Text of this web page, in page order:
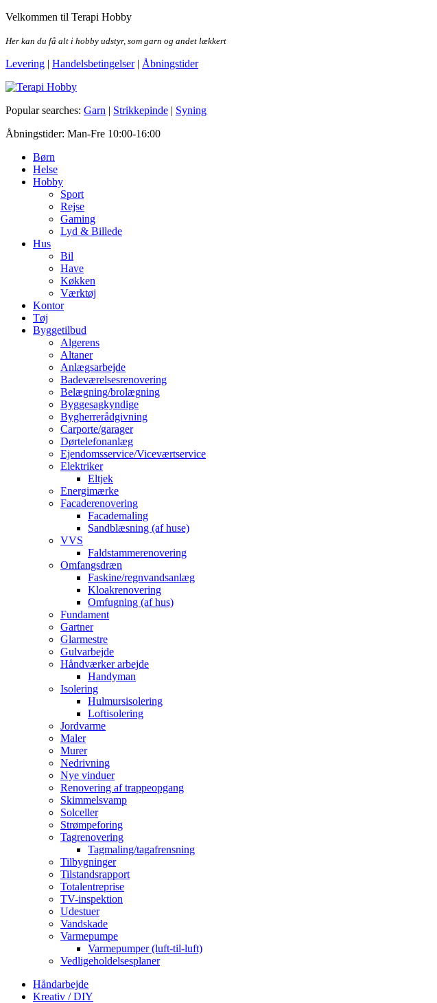
Skip
the
Velkommen til Terapi Hobby
Her kan du få alt i hobby udstyr, som garn og andet lækkert
Levering | Handelsbetingelser| Åbningstider
Terapi Hobby
Popular searches: Garn | Strikkepinde | Syning
Åbningstider: Man-Fre 10:00-16:00
Børn
Helse
Hobby
Sport
Rejse
Gaming
Lyd & Billede
Hus
Bil
Have
Køkken
Værktøj
Kontor
Tøj
Byggetilbud
Algerens
Altaner
Anlægsarbejde
Badeværelsesrenovering
Belægning/brolægning
Byggesagkyndige
Bygherrerådgivning
Carporte/garager
Dørtelefonanlæg
Ejendomsservice/Viceværtservice
Elektriker
Eltjek
Energimærke
Facaderenovering
Facademaling
Sandblæsning (af huse)
VVS
Faldstammerenovering
Omfangsdræn
Faskine/regnvandsanlæg
Kloakrenovering
Omfugning (af hus)
Fundament
Gartner
Glarmestre
Gulvarbejde
Håndværker arbejde
Handyman
Isolering
Hulmursisolering
Loftisolering
Jordvarme
Maler
Murer
Nedrivning
Nye vinduer
Renovering af trappeopgang
Skimmelsvamp
Solceller
Strømpeforing
Tagrenovering
Tagmaling/tagafrensning
Tilbygninger
Tilstandsrapport
Totalentreprise
TV-inspektion
Udestuer
Vandskade
Varmepumpe
Varmepumper (luft-til-luft)
Vedligeholdelsesplaner
Håndarbejde
Kreativ / DIY